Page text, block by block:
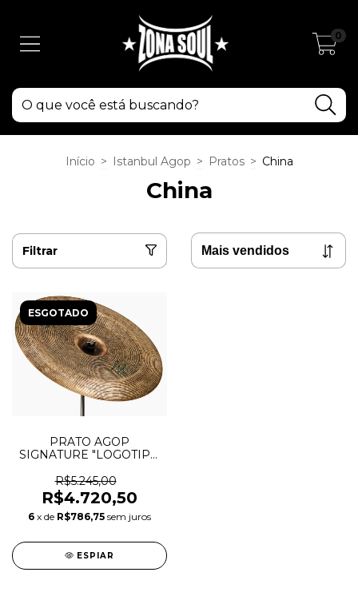
0
Início > Istanbul Agop > Pratos > China
China
Filtrar
ESGOTADO
PRATO AGOP
SIGNATURE "LOGOTIPO
R$5.245,00
R$4.720,50
6 x de R$786,75 sem juros
ESPIAR